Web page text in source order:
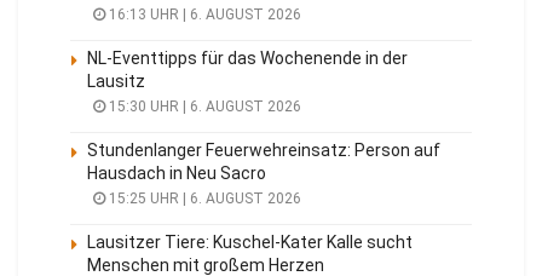
16:13 UHR | 6. AUGUST 2026
NL-Eventtipps für das Wochenende in der
Lausitz
15:30 UHR | 6. AUGUST 2026
Stundenlanger Feuerwehreinsatz: Person auf
Hausdach in Neu Sacro
15:25 UHR | 6. AUGUST 2026
Lausitzer Tiere: Kuschel-Kater Kalle sucht
Menschen mit großem Herzen